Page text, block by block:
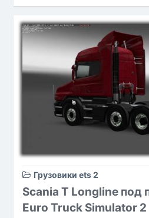
Грузовики ets 2
Scania T Longline под
Euro Truck Simulator 2